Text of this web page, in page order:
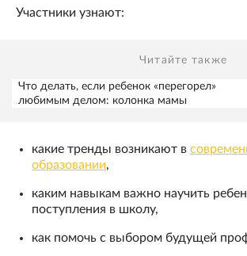
Участники узнают:
Читайте также
Что делать, если ребенок «перегорел»
любимым делом: колонка мамы
какие тренды возникают в
образовании,
каким навыкам важно научить
поступления в школу,
как помочь с выбором будущей